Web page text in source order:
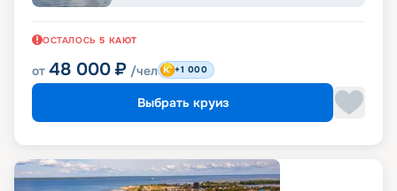
ОСТАЛОСЬ 5 КАЮТ
от 48 000 ₽ /чел +1 000
Выбрать круиз